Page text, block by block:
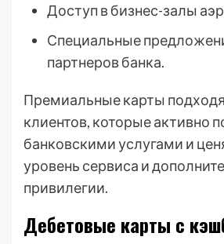
Доступ в бизнес-залы
Специальные
партнеров банка.
Премиальные карты
клиентов, которые активно
банковскими услугами и
уровень сервиса и
привилегии.
Дебетовые карты с